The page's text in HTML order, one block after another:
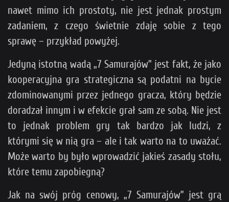
nawet mimo ich prostoty, nie jest jednak prostym
zadaniem, z czego świetnie zdaję sobie z tego
sprawę – przykład powyżej.
Jedyną istotną wadą „7 Samurajów” jest fakt, że jako
kooperacyjna gra strategiczna są podatni na bycie
zdominowanymi przez jednego gracza, który będzie
doradzał innym i w efekcie grał sam ze sobą. Nie jest
to jednak problem gry tak bardzo jak ludzi, z
którymi się w nią gra – ale i tak warto na to uważać.
Może warto by było wprowadzić jakieś zasady stołu,
które temu zapobiegną?
Jak na swój próg cenowy, „7 Samurajów” jest grą